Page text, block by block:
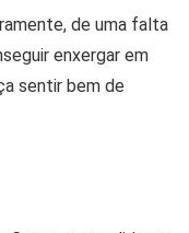
de uma falta
enxergar em
sentir bem de